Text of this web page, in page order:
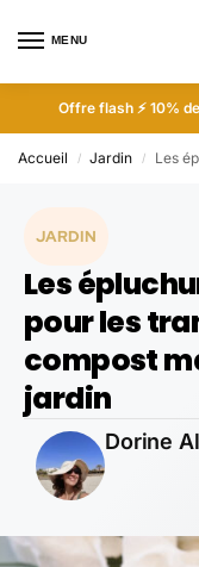
MENU
Offre flash ⚡ 10%
Accueil / Jardin / Les
JARDIN
Les
pour les
compost
jardin
Dorine